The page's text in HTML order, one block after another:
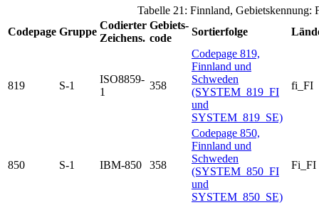
Tabelle 21: Finnland, Gebietskennung:
Codepage Gruppe
Codierter
Zeichens.
Gebiets-
code
Sortierfolge
819 S-1
ISO8859-
1
358
Codepage 819,
Finnland und
Schweden
(SYSTEM_819_FI
und
SYSTEM_819_SE)
fi_FI
850 S-1 IBM-850 358
Codepage 850,
Finnland und
Schweden
(SYSTEM_850_FI
und
SYSTEM_850_SE)
Fi_FI